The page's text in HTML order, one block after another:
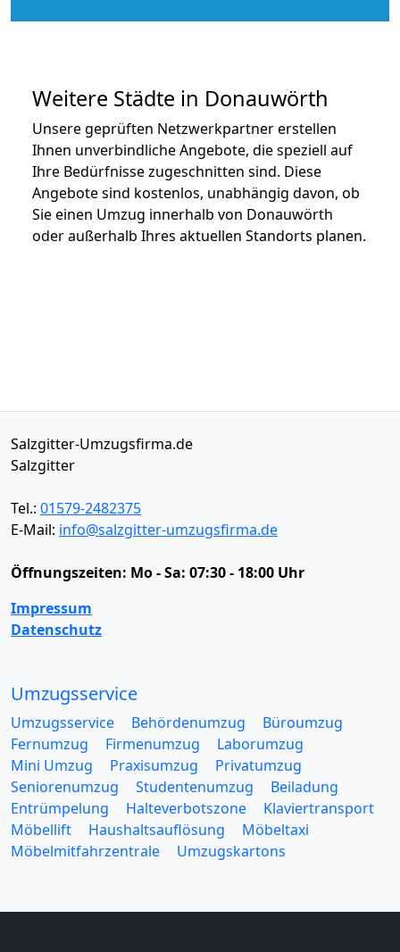
Weitere Städte in Donauwörth
Unsere geprüften Netzwerkpartner erstellen
Ihnen unverbindliche Angebote, die speziell auf
Ihre Bedürfnisse zugeschnitten sind. Diese
Angebote sind kostenlos, unabhängig davon, ob
Sie einen Umzug innerhalb von Donauwörth
oder außerhalb Ihres aktuellen Standorts planen.
Salzgitter-Umzugsfirma.de
Salzgitter
Tel.: 01579-2482375
E-Mail: info@salzgitter-umzugsfirma.de
Öffnungszeiten: Mo - Sa: 07:30 - 18:00 Uhr
Impressum
Datenschutz
Umzugsservice
Umzugsservice Behördenumzug
Büroumzug
Fernumzug
Firmenumzug
Laborumzug
Mini Umzug
Praxisumzug
Privatumzug
Seniorenumzug
Studentenumzug
Beiladung
Entrümpelung
Halteverbotszone
Klaviertransport
Möbellift
Haushaltsauflösung
Möbeltaxi
Möbelmitfahrzentrale
Umzugskartons